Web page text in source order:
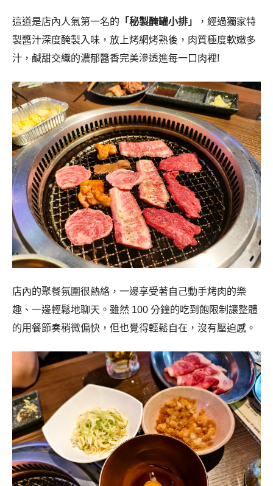
這道是店內人氣第一名的 「秘製醃罐小排」
，經過獨家特
製醬汁深度醃製入味，放上烤網烤熟後，肉質極度軟嫩多
汁，鹹甜交織的濃郁醬香完美滲透進每一口肉裡!
店內的聚餐氛圍很熱絡，一邊享受著自己動手烤肉的樂
趣、一邊輕鬆地聊天。雖然 100 分鐘的吃到飽限制讓整體
的用餐節奏稍微偏快，但也覺得輕鬆自在，沒有壓迫感。